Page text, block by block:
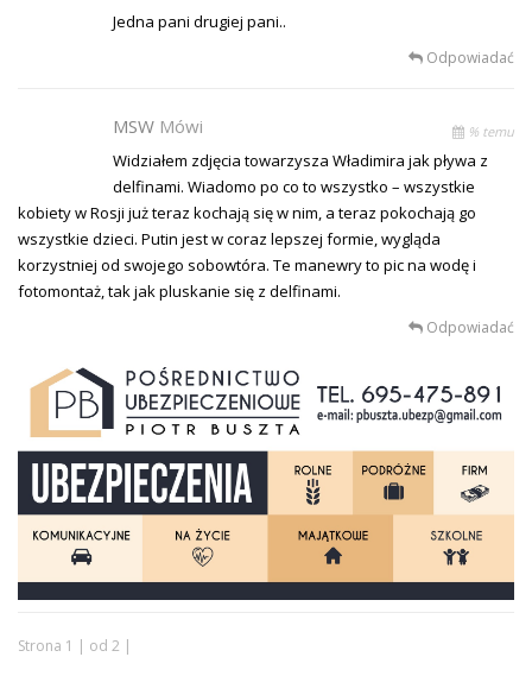
Jedna pani drugiej pani..
Odpowiadać
MSW Mówi % temu
Widziałem zdjęcia towarzysza Władimira jak pływa z
delfinami. Wiadomo po co to wszystko – wszystkie
kobiety w Rosji już teraz kochają się w nim, a teraz pokochają go
wszystkie dzieci. Putin jest w coraz lepszej formie, wygląda
korzystniej od swojego sobowtóra. Te manewry to pic na wodę i
fotomontaż, tak jak pluskanie się z delfinami.
Odpowiadać
Strona 1 | od 2 |